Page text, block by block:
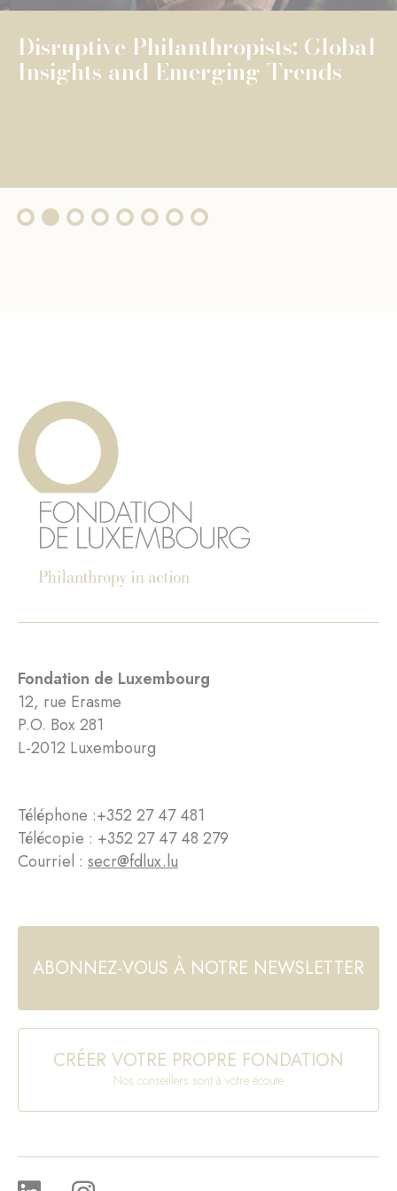
Global
Trends
The
surpasses
Fondation de Luxembourg
12, rue Erasme
P.O. Box 281
L-2012 Luxembourg
Téléphone :+352 27 47 481
Télécopie : +352 27 47 48 279
Courriel : secr@fdlux.lu
ABONNEZ-VOUS À NOTRE NEWSLETTER
CRÉER VOTRE PROPRE FONDATION
Nos conseillers sont à votre écoute